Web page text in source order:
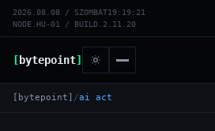
2026.08.08 / SZOMBAT19:19:21
NODE.HU-01 / BUILD.2.11.20
[bytepoint]
[bytepoint] /ai act